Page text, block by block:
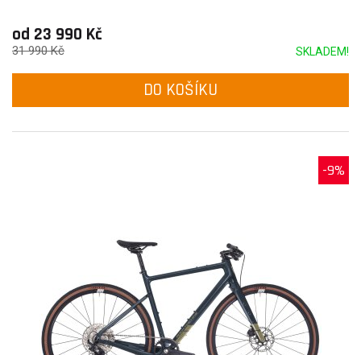
od 23 990 Kč
SKLADEM!
31 990 Kč
DO KOŠÍKU
-9%